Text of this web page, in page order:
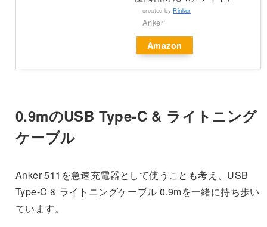
created byRinker
Anker
Amazon
0.9mのUSB Type-C & ライトニング
ケーブル
Anker 511を急速充電器として使うことも考え、USB
Type-C & ライトニングケーブル 0.9mを一緒に持ち歩い
ています。